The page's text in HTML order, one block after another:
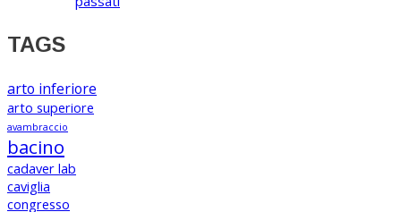
TAGS
arto inferiore
arto superiore
avambraccio
bacino
cadaver lab
caviglia
congresso